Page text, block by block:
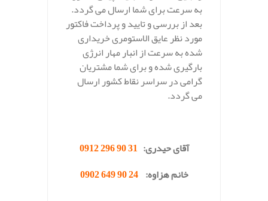
به سرعت برای شما ارسال می گردد.
بعد از بررسی و تایید و پرداخت فاکتور
مورد نظر عایق الاستومری خریداری
شده به سرعت از انبار مهار انرژی
بارگیری شده و برای شما مشتریان
گرامی در سراسر نقاط کشور ارسال
می گردد.
آقای حیدری: 31 90 296 0912
خانم هزاوه:24 90 649 0902